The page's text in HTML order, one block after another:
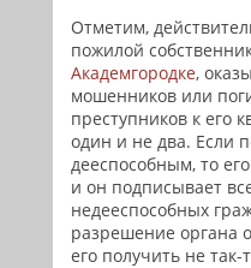
Отметим,
пожилой
Академгородке,
мошенников или
преступников к его
один и не два. Если
дееспособным, то
и он подписывает
недееспособных
разрешение органа
его получить не так-